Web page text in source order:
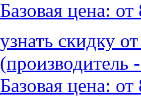
Базовая цена: от
узнать скидку
(производитель
Базовая цена: от